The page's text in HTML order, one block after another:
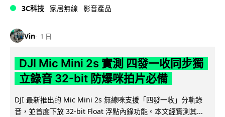
3C科技 家居無線 影音產品
Vin 1 日
DJI Mic Mini 2s 實測 四發一收同步獨
立錄音 32-bit 防爆咪拍片必備
DJI 最新推出的 Mic Mini 2s 無線咪支援「四發一收」分軌錄
音，並首度下放 32-bit Float 浮點內錄功能。本文經實測其...